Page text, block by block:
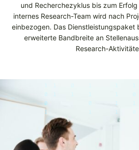
und Recherchezyklus bis zum
internes Research-Team wird nach
einbezogen. Das Dienstleistungspaket
erweiterte Bandbreite an
Research-